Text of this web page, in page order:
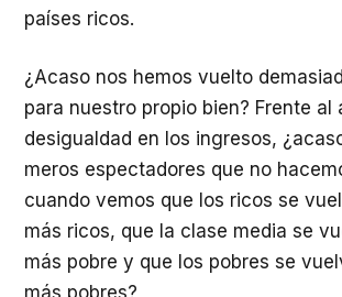
países ricos.
¿Acaso nos hemos vuelto
para nuestro propio bien? Frente al
desigualdad en los ingresos,
meros espectadores que no
cuando vemos que los ricos se
más ricos, que la clase media se
más pobre y que los pobres se
más pobres?